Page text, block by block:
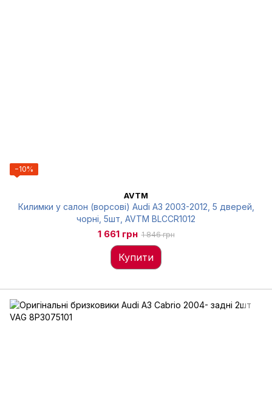
−10%
AVTM
Килимки у салон (ворсові) Audi A3 2003-2012, 5 дверей,
чорні, 5шт, AVTM BLCCR1012
1 661 грн 1 846 грн
Купити